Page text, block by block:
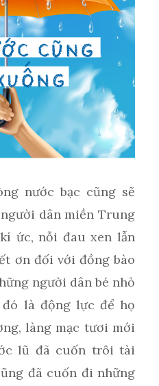
nước bạc cũng sẽ
dân miền Trung
ức, nỗi đau xen lẫn
ơn đối với đồng bào
người dân bé nhỏ
là động lực để họ
làng mạc tươi mới
lũ đã cuốn trôi tài
đã cuốn đi những